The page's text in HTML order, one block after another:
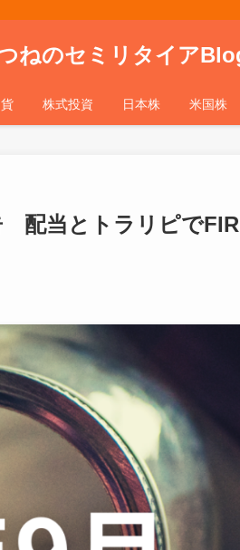
ねのセミリタイア
株式投資 日本株 米国株
配当とトラリピで